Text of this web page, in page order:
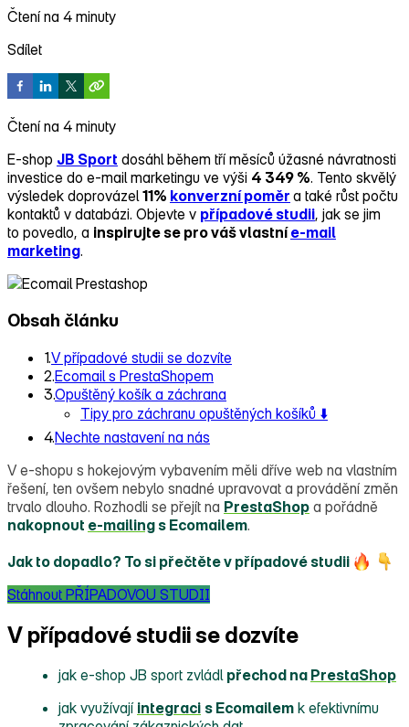
Čtení na 4 minuty
Sdílet
Čtení na 4 minuty
E‑shop JB Sport dosáhl během tří měsíců úžasné návratnosti
investice do e‑mail marketingu ve výši 4 349 %. Tento skvělý
výsledek doprovázel11% konverzní poměr a také růst počtu
kontaktů v databázi. Objevte v případové studii, jak se jim
to povedlo, a inspirujte se pro váš vlastníe‑mail
marketing.
Obsah článku
1.V případové studii se dozvíte
2.Ecomail s PrestaShopem
3.Opuštěný košík a záchrana
Tipy pro záchranu opuštěných košíků ⬇️
4.Nechte nastavení na nás
V e‑shopu s hokejovým vybavením měli dříve web na vlastním
řešení, ten ovšem nebylo snadné upravovat a provádění změn
trvalo dlouho. Rozhodli se přejít na PrestaShop a pořádně
nakopnout e‑mailing s Ecomailem.
Jak to dopadlo? To si přečtěte v případové studii
Stáhnout PŘÍPADOVOU STUDII
V případové studii se dozvíte
jak e‑shop JB sport zvládl přechod na PrestaShop
jak využívají integraci s Ecomailem k efektivnímu